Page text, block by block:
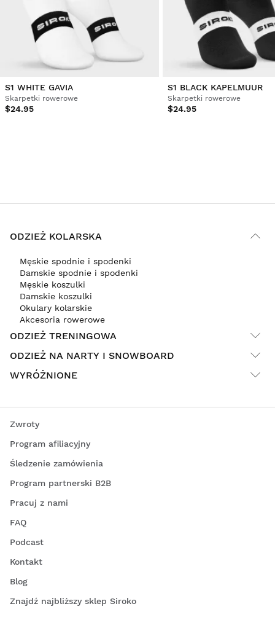
S1 WHITE GAVIA
Skarpetki rowerowe
$24.95
S1 BLACK KAPELMUUR
Skarpetki rowerowe
$24.95
ODZIEŻ KOLARSKA
Męskie spodnie i spodenki
Damskie spodnie i spodenki
Męskie koszulki
Damskie koszulki
Okulary kolarskie
Akcesoria rowerowe
ODZIEŻ TRENINGOWA
ODZIEŻ NA NARTY I SNOWBOARD
WYRÓŻNIONE
Zwroty
Program afiliacyjny
Śledzenie zamówienia
Program partnerski B2B
Pracuj z nami
FAQ
Podcast
Kontakt
Blog
Znajdź najbliższy sklep Siroko